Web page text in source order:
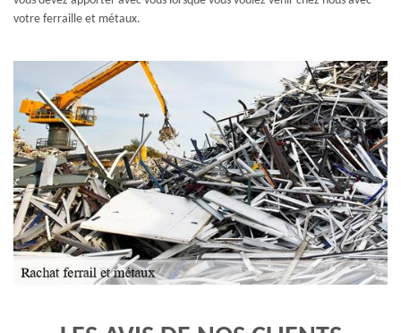
votre ferraille et métaux.